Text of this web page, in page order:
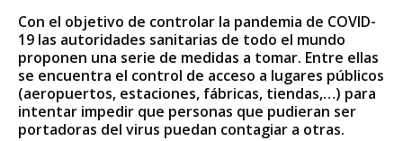
Con el objetivo de controlar la pandemia de COVID-
19 las autoridades sanitarias de todo el mundo
proponen una serie de medidas a tomar. Entre ellas
se encuentra el control de acceso a lugares públicos
(aeropuertos, estaciones, fábricas, tiendas,…) para
intentar impedir que personas que pudieran ser
portadoras del virus puedan contagiar a otras.